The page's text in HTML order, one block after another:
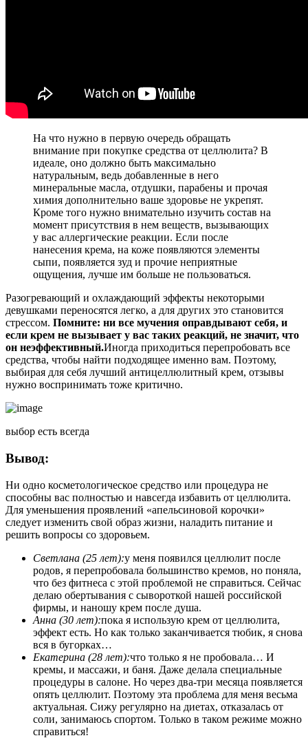
На что нужно в первую очередь обращать
внимание при покупке средства от целлюлита? В
идеале, оно должно быть максимально
натуральным, ведь добавленные в него
минеральные масла, отдушки, парабены и прочая
химия дополнительно ваше здоровье не укрепят.
Кроме того нужно внимательно изучить состав на
момент присутствия в нем веществ, вызывающих
у вас аллергические реакции. Если после
нанесения крема, на коже появляются элементы
сыпи, появляется зуд и прочие неприятные
ощущения, лучше им больше не пользоваться.
Разогревающий и охлаждающий эффекты некоторыми
девушками переносятся легко, а для других это становится
стрессом. Помните: ни все мучения оправдывают себя, и
если крем не вызывает у вас таких реакций, не значит, что
он неэффективный.Иногда приходиться перепробовать все
средства, чтобы найти подходящее именно вам. Поэтому,
выбирая для себя лучший антицеллюлитный крем, отзывы
нужно воспринимать тоже критично.
выбор есть всегда
Вывод:
Ни одно косметологическое средство или процедура не
способны вас полностью и навсегда избавить от целлюлита.
Для уменьшения проявлений «апельсиновой корочки»
следует изменить свой образ жизни, наладить питание и
решить вопросы со здоровьем.
Светлана (25 лет):у меня появился целлюлит после
родов, я перепробовала большинство кремов, но поняла,
что без фитнеса с этой проблемой не справиться. Сейчас
делаю обертывания с сывороткой нашей российской
фирмы, и наношу крем после душа.
Анна (30 лет):пока я использую крем от целлюлита,
эффект есть. Но как только заканчивается тюбик, я снова
вся в бугорках…
Екатерина (28 лет):что только я не пробовала… И
кремы, и массажи, и баня. Даже делала специальные
процедуры в салоне. Но через два-три месяца появляется
опять целлюлит. Поэтому эта проблема для меня весьма
актуальная. Сижу регулярно на диетах, отказалась от
соли, занимаюсь спортом. Только в таком режиме можно
справиться!